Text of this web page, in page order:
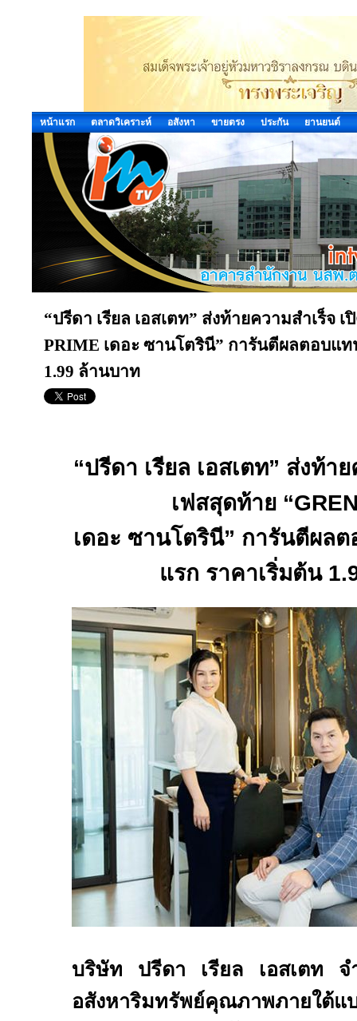
หน้าแรก ตลาดวิเคราะห์ อสังหา ขายตรง ประกัน ยานยนต์
“ปรีดา เรียล เอสเตท” ส่งท้ายความสำเร็จ
PRIME เดอะ ซานโตรินี” การันตีผลตอบแ
1.99 ล้านบาท
“ปรีดา เรียล เอสเตท” ส่งท้า
เฟสสุดท้าย “
เดอะ ซานโตรินี” การันตีผล
แรก ราคาเริ่มต้น
บริษัท ปรีดา เรียล เอสเตท จ
อสังหาริมทรัพย์คุณภาพภายใต้แ